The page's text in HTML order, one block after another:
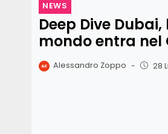
NEWS
Deep Dive
mondo entra nel
Alessandro Zoppo - 28